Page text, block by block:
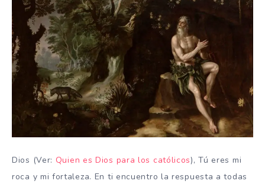
Dios (Ver: Quien es Dios para los católicos), Tú eres mi
roca y mi fortaleza. En ti encuentro la respuesta a todas